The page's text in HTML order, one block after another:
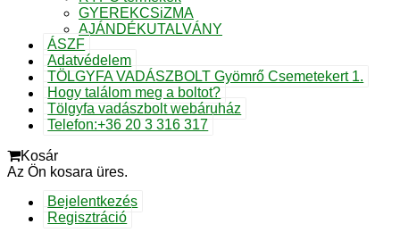
GYEREKCSiZMA
AJÁNDÉKUTALVÁNY
ÁSZF
Adatvédelem
TÖLGYFA VADÁSZBOLT Gyömrő Csemetekert 1.
Hogy találom meg a boltot?
Tölgyfa vadászbolt webáruház
Telefon:+36 20 3 316 317
Kosár
Az Ön kosara üres.
Bejelentkezés
Regisztráció